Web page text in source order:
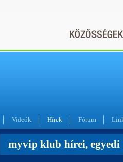
Videók Hírek Fórum
myvip klub hírei, egyedi